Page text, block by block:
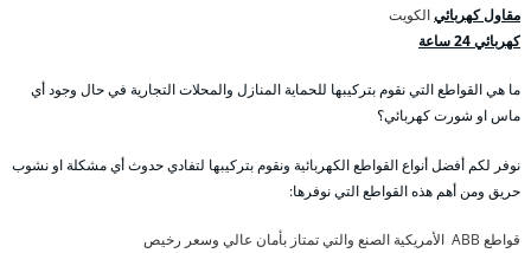
مقاول كهربائيالكويت
كهربائي 24 ساعة
ما هي القواطع التي نقوم بتركيبها للحماية المنازل والمحلات التجارية في حال وجود أي
ماس او شورت كهربائي؟
نوفر لكم أفضل أنواع القواطع الكهربائية ونقوم بتركيبها لتفادي حدوث أي مشكلة او نشوب
حريق ومن أهم هذه القواطع التي نوفرها:
قواطع ABB الأمريكية الصنع والتي تمتاز بأمان عالي وسعر رخيص